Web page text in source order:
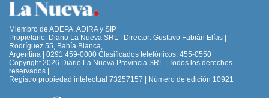
Miembro de ADEPA, ADIRA y SIP
Propietario: Diario La Nueva SRL | Director: Gustavo Fabián Elías |
Rodríguez 55, Bahía Blanca,
Argentina | 0291 459-0000 Clasificados telefónicos: 455-0550
Copyright 2026 Diario La Nueva Provincia SRL | Todos los derechos
reservados |
Registro propiedad intelectual 73257157 | Número de edición 10921